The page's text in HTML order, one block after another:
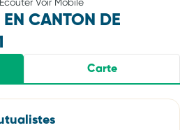
CANTON DE
Carte